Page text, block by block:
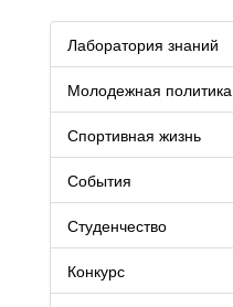
Лаборатория знаний
Молодежная политика
Спортивная жизнь
События
Студенчество
Конкурс